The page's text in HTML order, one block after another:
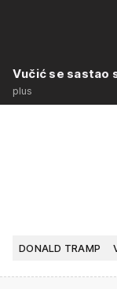
Vučić se sastao
plus
DONALD TRAMP